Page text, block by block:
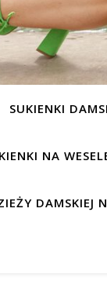
SUKIENKI
NA
DAMSKIEJ